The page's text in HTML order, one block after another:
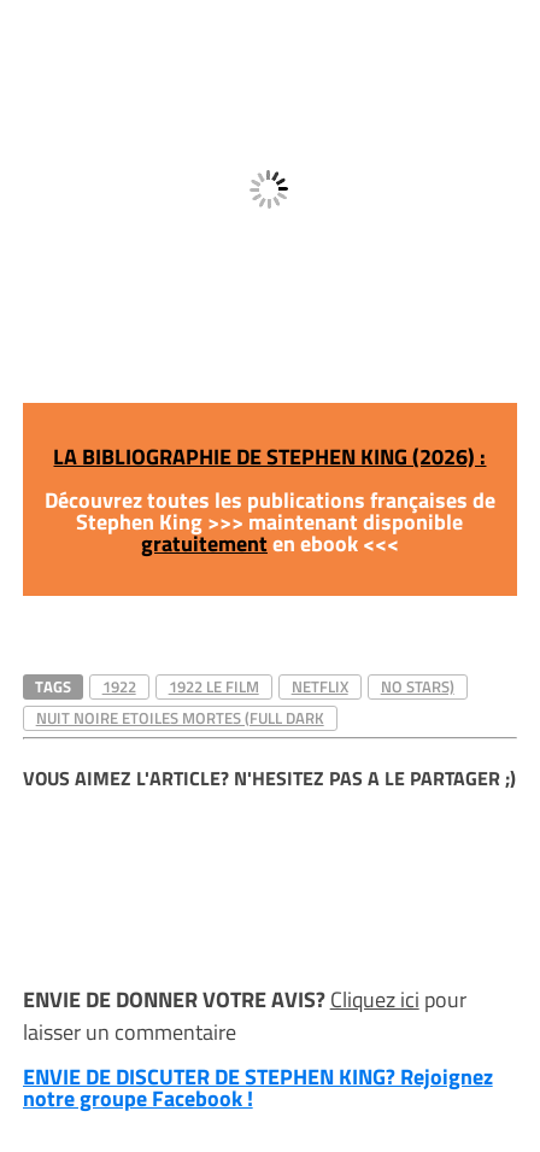
LA BIBLIOGRAPHIE DE STEPHEN KING (2026) :
Découvrez toutes les publications françaises de
Stephen King >>> maintenant disponible
gratuitementen ebook <<<
TAGS 1922 1922 LE FILM NETFLIX
NO STARS)
NUIT NOIRE ETOILES MORTES (FULL DARK
VOUS AIMEZ L'ARTICLE? N'HESITEZ PAS A LE PARTAGER ;)
ENVIE DE DONNER VOTRE AVIS?Cliquez ici pour
laisser un commentaire
ENVIE DE DISCUTER DE STEPHEN KING? Rejoignez
notre groupe Facebook !